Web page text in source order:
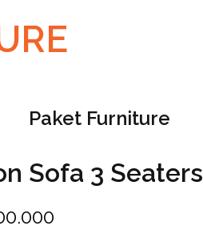
Paket Furniture
Sofa 3 Seaters